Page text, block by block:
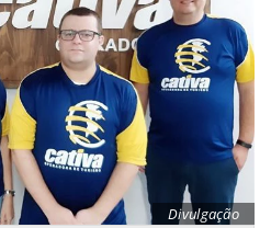
Divulgação